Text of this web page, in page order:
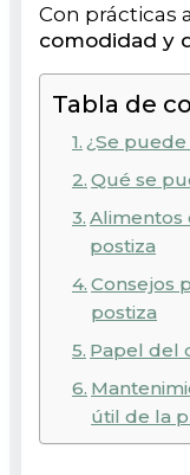
Con prácticas
comodidad y
Tabla de
¿Se
Qué se
Alimentos
postiza
Consejos
postiza
Papel del
útil de la